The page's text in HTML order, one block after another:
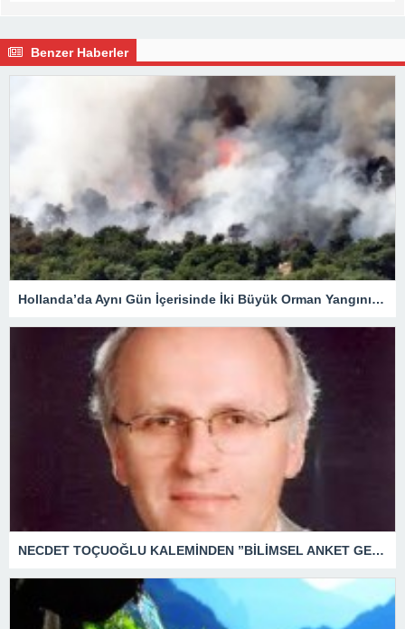
Benzer Haberler
Hollanda’da Aynı Gün İçerisinde İki Büyük Orman Yangını Çıktı.
NECDET TOÇUOĞLU KALEMİNDEN ”BİLİMSEL ANKET GERÇEĞİ, SEÇİM ANKETİ BEKLENTİYİ YANSITIR.”